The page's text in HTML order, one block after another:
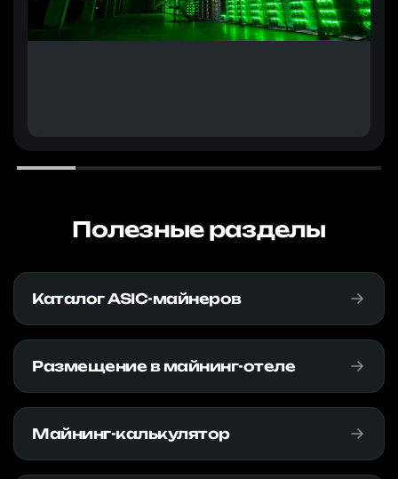
Полезные разделы
Каталог ASIC-майнеров
Размещение в майнинг-отеле
Майнинг-калькулятор